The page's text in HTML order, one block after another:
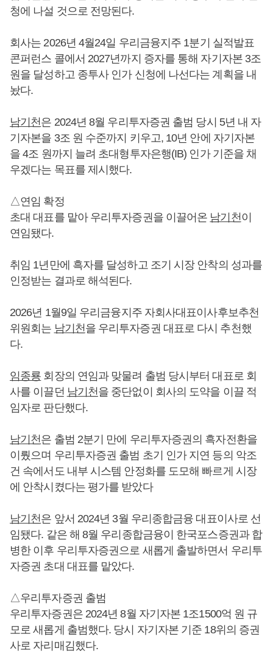
청에 나설 것으로 전망된다.
회사는 2026년 4월24일 우리금융지주 1분기 실적발표
콘퍼런스 콜에서 2027년까지 증자를 통해 자기자본 3조
원을 달성하고 종투사 인가 신청에 나선다는 계획을 내
놨다.
남기천은 2024년 8월 우리투자증권 출범 당시 5년 내 자
기자본을 3조 원 수준까지 키우고, 10년 안에 자기자본
을 4조 원까지 늘려 초대형투자은행(IB) 인가 기준을 채
우겠다는 목표를 제시했다.
△연임 확정
초대 대표를 맡아 우리투자증권을 이끌어온 남기천이
연임됐다.
취임 1년만에 흑자를 달성하고 조기 시장 안착의 성과를
인정받는 결과로 해석된다.
2026년 1월9일 우리금융지주 자회사대표이사후보추천
위원회는 남기천을 우리투자증권 대표로 다시 추천했
다.
임종룡 회장의 연임과 맞물려 출범 당시부터 대표로 회
사를 이끌던 남기천을 중단없이 회사의 도약을 이끌 적
임자로 판단했다.
남기천은 출범 2분기 만에 우리투자증권의 흑자전환을
이뤘으며 우리투자증권 출범 초기 인가 지연 등의 악조
건 속에서도 내부 시스템 안정화를 도모해 빠르게 시장
에 안착시켰다는 평가를 받았다
남기천은 앞서 2024년 3월 우리종합금융 대표이사로 선
임됐다. 같은 해 8월 우리종합금융이 한국포스증권과 합
병한 이후 우리투자증권으로 새롭게 출발하면서 우리투
자증권 초대 대표를 맡았다.
△우리투자증권 출범
우리투자증권은 2024년 8월 자기자본 1조1500억 원 규
모로 새롭게 출범했다. 당시 자기자본 기준 18위의 증권
사로 자리매김했다.